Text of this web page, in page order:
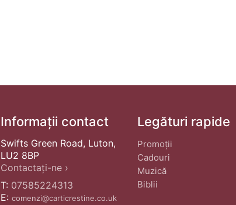
Informații contact
Swifts Green Road, Luton,
LU2 8BP
Contactați-ne ›
T: 07585224313
E: comenzi@carticrestine.co.uk
Legături rapide
Promoții
Cadouri
Muzică
Biblii